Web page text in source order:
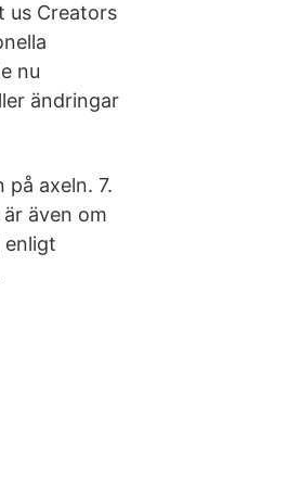
us Creators
nu
ändringar
axeln. 7.
även om